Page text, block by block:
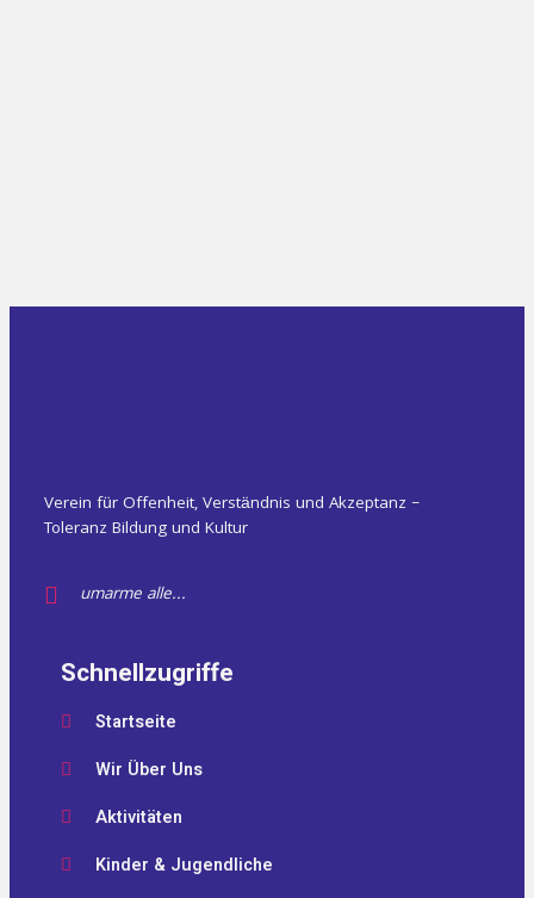
Verein für Offenheit, Verständnis und Akzeptanz –
Toleranz Bildung und Kultur
umarme alle...
Schnellzugriffe
Startseite
Wir Über Uns
Aktivitäten
Kinder & Jugendliche